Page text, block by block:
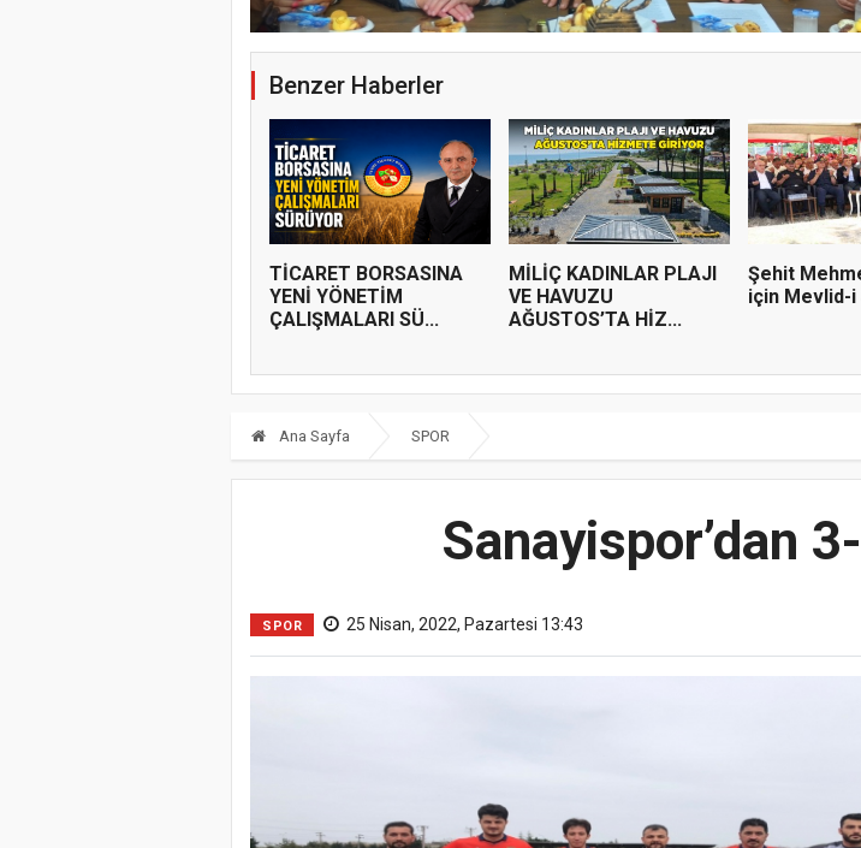
Benzer Haberler
TİCARET BORSASINA
YENİ YÖNETİM
ÇALIŞMALARI SÜ...
MİLİÇ KADINLAR PLAJI
VE HAVUZU
AĞUSTOS’TA HİZ...
Şehit
için Mevlid-
Ana Sayfa SPOR
Sanayispor’dan
SPOR 25 Nisan, 2022, Pazartesi 13:43